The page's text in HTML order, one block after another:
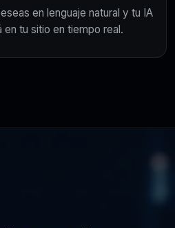
en lenguaje natural y tu IA
en tu sitio en tiempo real.